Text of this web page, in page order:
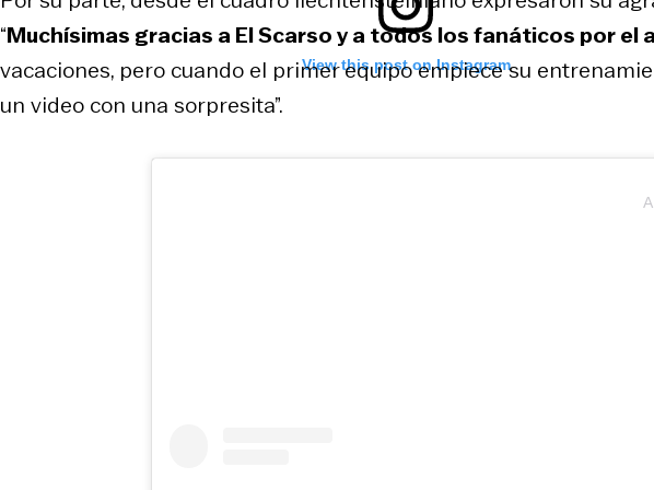
View this post on Instagram
“Muchísimas gracias a El Scarso y a todos los fanáticos por el
vacaciones, pero cuando el primer equipo empiece su
un video con una sorpresita”.